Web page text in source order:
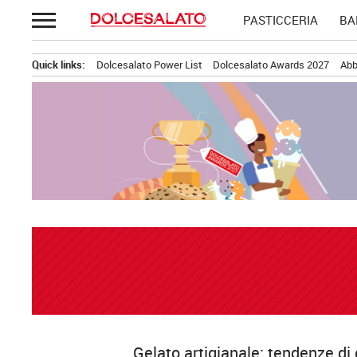
Passa
al
PASTICCERIA
Quick links: Dolcesalato Power List Dolcesalato Awards 2027